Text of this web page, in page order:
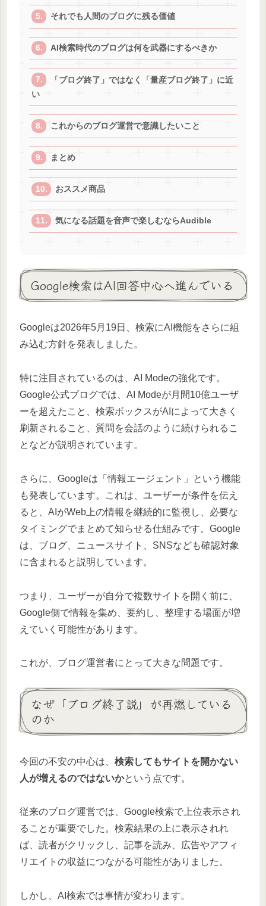
それでも人間のブログに残る価値
AI検索時代のブログは何を武器にするべきか
「ブログ終了」ではなく「量産ブログ終了」に近
い
これからのブログ運営で意識したいこと
まとめ
おススメ商品
気になる話題を音声で楽しむならAudible
Google検索はAI回答中心へ進んでいる
Googleは2026年5月19日、検索にAI機能をさらに組
み込む方針を発表しました。
特に注目されているのは、AI Modeの強化です。
Google公式ブログでは、AI Modeが月間10億ユーザ
ーを超えたこと、検索ボックスがAIによって大きく
刷新されること、質問を会話のように続けられるこ
となどが説明されています。
さらに、Googleは「情報エージェント」という機能
も発表しています。これは、ユーザーが条件を伝え
ると、AIがWeb上の情報を継続的に監視し、必要な
タイミングでまとめて知らせる仕組みです。Google
は、ブログ、ニュースサイト、SNSなども確認対象
に含まれると説明しています。
つまり、ユーザーが自分で複数サイトを開く前に、
Google側で情報を集め、要約し、整理する場面が増
えていく可能性があります。
これが、ブログ運営者にとって大きな問題です。
なぜ「ブログ終了説」が再燃している
のか
今回の不安の中心は、 検索してもサイトを開かない
人が増えるのではないかという点です。
従来のブログ運営では、Google検索で上位表示され
ることが重要でした。検索結果の上に表示されれ
ば、読者がクリックし、記事を読み、広告やアフィ
リエイトの収益につながる可能性がありました。
しかし、AI検索では事情が変わります。